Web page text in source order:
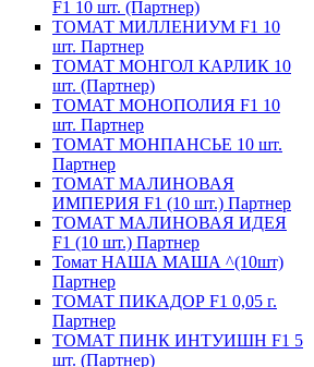
F1 10 шт. (Партнер)
ТОМАТ МИЛЛЕНИУМ F1 10
шт. Партнер
ТОМАТ МОНГОЛ КАРЛИК 10
шт. (Партнер)
ТОМАТ МОНОПОЛИЯ F1 10
шт. Партнер
ТОМАТ МОНПАНСЬЕ 10 шт.
Партнер
ТОМАТ МАЛИНОВАЯ
ИМПЕРИЯ F1 (10 шт.) Партнер
ТОМАТ МАЛИНОВАЯ ИДЕЯ
F1 (10 шт.) Партнер
Томат НАША МАША ^(10шт)
Партнер
ТОМАТ ПИКАДОР F1 0,05 г.
Партнер
ТОМАТ ПИНК ИНТУИШН F1 5
шт. (Партнер)